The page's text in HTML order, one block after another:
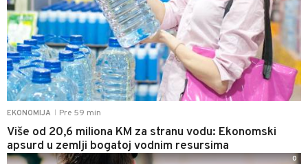
EKONOMIJA Pre 59 min
Više od 20,6 miliona KM za stranu vodu: Ekonomski
apsurd u zemlji bogatoj vodnim resursima
0